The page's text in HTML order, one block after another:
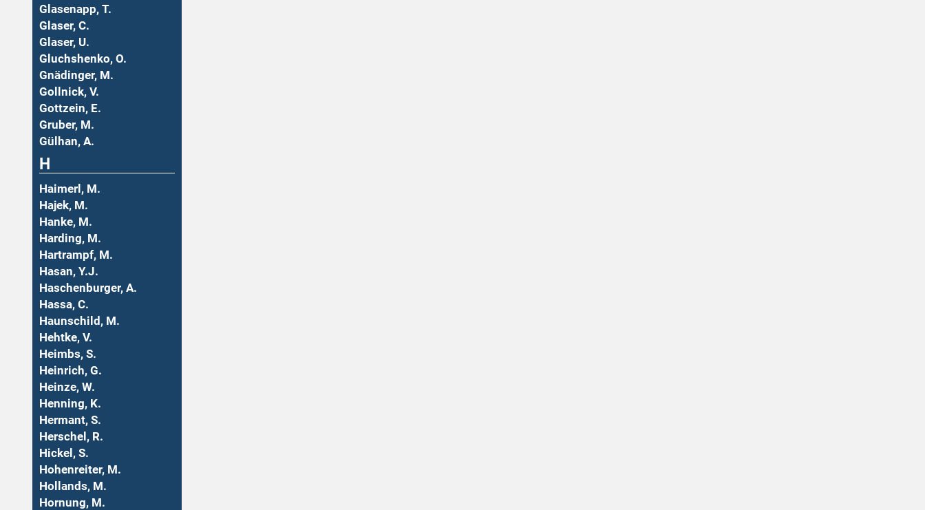
Glasenapp, T.
Glaser, C.
Glaser, U.
Gluchshenko, O.
Gnädinger, M.
Gollnick, V.
Gottzein, E.
Gruber, M.
Gülhan, A.
H
Haimerl, M.
Hajek, M.
Hanke, M.
Harding, M.
Hartrampf, M.
Hasan, Y.J.
Haschenburger, A.
Hassa, C.
Haunschild, M.
Hehtke, V.
Heimbs, S.
Heinrich, G.
Heinze, W.
Henning, K.
Hermant, S.
Herschel, R.
Hickel, S.
Hohenreiter, M.
Hollands, M.
Hornung, M.